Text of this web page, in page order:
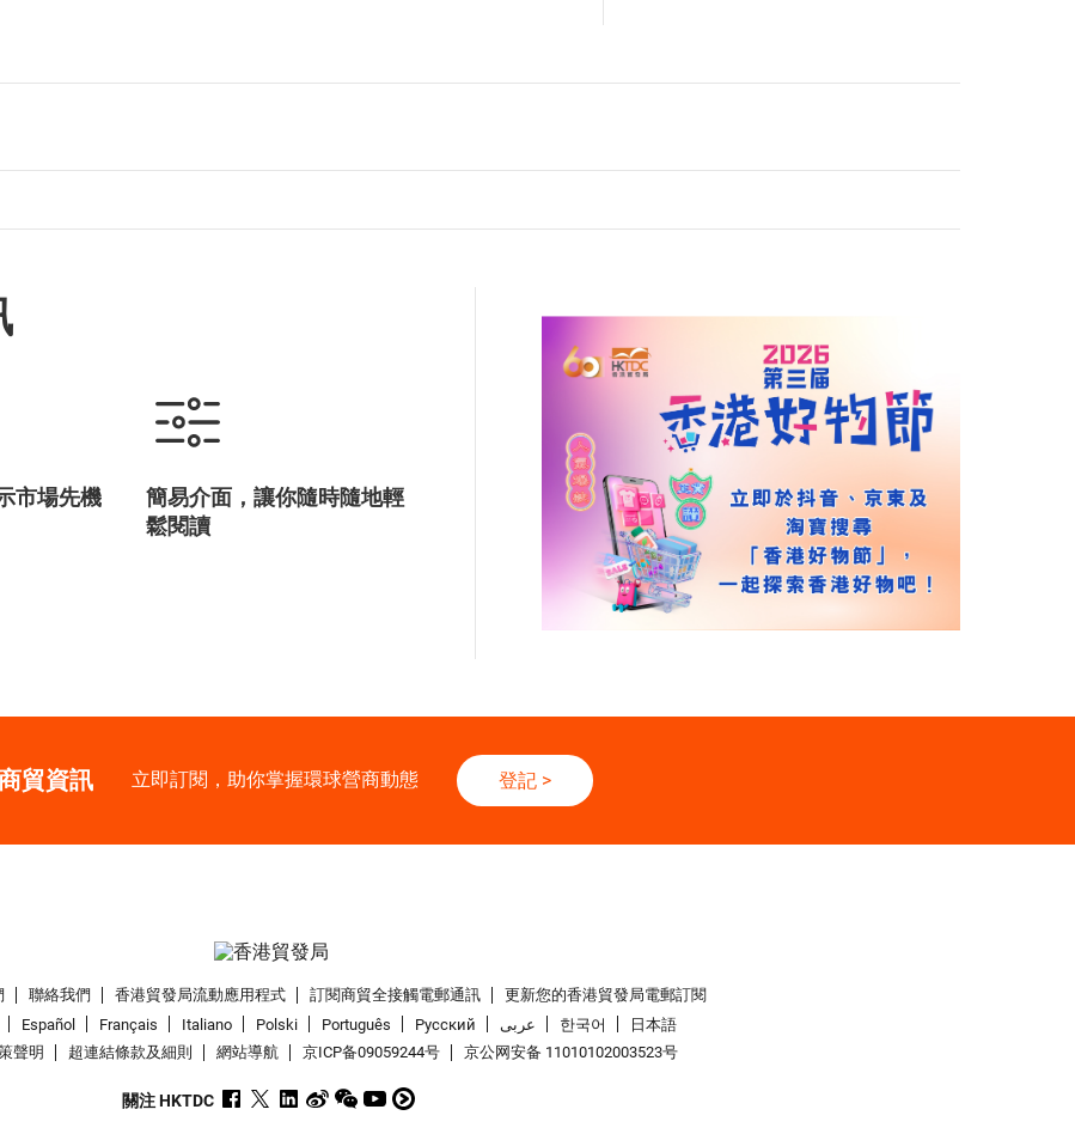
市場先機
簡易介面，讓你隨時隨地輕
鬆閱讀
貿資訊 立即訂閱，助你掌握環球營商動態 登記>
聯絡我們 香港貿發局流動應用程式 訂閱商貿全接觸電郵通訊
更新您的香港貿發局電郵訂閱
Español Français Italiano Polski Português Pусский عربى 한국어
日本語
聲明 超連結條款及細則 網站導航 京ICP备09059244号 京公网安备 11010102003523号
關注 HKTDC